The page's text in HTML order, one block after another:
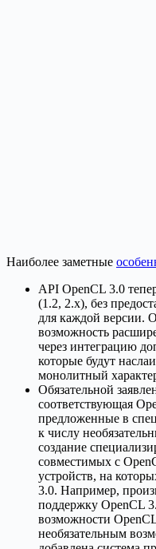
Наиболее заметные
API OpenCL 3.0
(1.2, 2.x), без
для каждой версии.
возможность
через интеграцию
которые будут
монолитный
Обязательной
соответствующая
предложенные в
к числу
создание
совместимых с
устройств, на
3.0. Например,
поддержку OpenCL
возможности
необязательным